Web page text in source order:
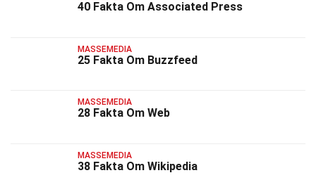
40 Fakta Om Associated Press
MASSEMEDIA
25 Fakta Om Buzzfeed
MASSEMEDIA
28 Fakta Om Web
MASSEMEDIA
38 Fakta Om Wikipedia